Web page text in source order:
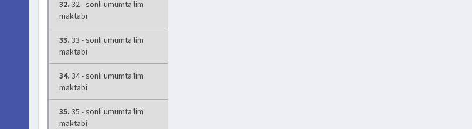
32. 32 - sonli umumta‘lim
maktabi
33. 33 - sonli umumta‘lim
maktabi
34. 34 - sonli umumta‘lim
maktabi
35. 35 - sonli umumta‘lim
maktabi